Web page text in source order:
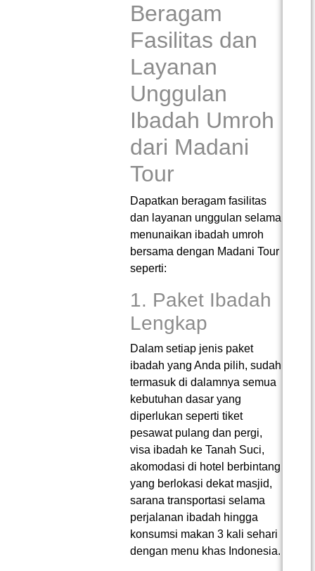
Beragam
Fasilitas dan
Layanan
Unggulan
Ibadah Umroh
dari Madani
Tour
Dapatkan beragam fasilitas
dan layanan unggulan selama
menunaikan ibadah umroh
bersama dengan Madani Tour
seperti:
1. Paket Ibadah
Lengkap
Dalam setiap jenis paket
ibadah yang Anda pilih, sudah
termasuk di dalamnya semua
kebutuhan dasar yang
diperlukan seperti tiket
pesawat pulang dan pergi,
visa ibadah ke Tanah Suci,
akomodasi di hotel berbintang
yang berlokasi dekat masjid,
sarana transportasi selama
perjalanan ibadah hingga
konsumsi makan 3 kali sehari
dengan menu khas Indonesia.